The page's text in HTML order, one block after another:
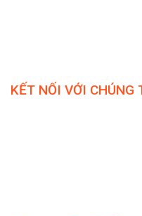
KẾT NỐI VỚI CHÚNG